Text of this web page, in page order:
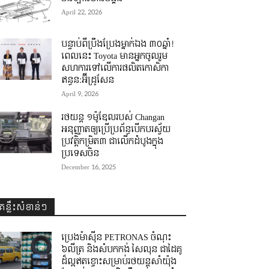
April 22, 2026
បន្ទាប់ពីប្រឹងប្រែងម្នាក់ឯង ៣០ឆ្នាំ! ​
ពេលនេះ Toyota មានអ្នកចូលរួម
សហការទៅលើការផលិតកោសិកា
ឥន្ធន:អ៊ីដ្រូសែន
April 9, 2026
រថយន្ត ១ម៉ូឌែលរបស់ Changan
អនុញ្ញាតឲ្យប្រើប្រព័ន្ធបើកបរស្វ័យ
ប្រវត្តិកម្រិត៣ ជាលើកដំបូងក្នុង
ប្រទេសចិន
December 16, 2025
ន្លឹះសំខាន់ៗ
ប្រេងម៉ាស៊ីន PETRONAS ចំណុះ
៦លីត្រ និងសំបកកង់ សៃលុន ជាដៃគូ
ដ៏ល្អឥតខ្ចោះសម្រាប់រថយន្តសាំយ៉ុង